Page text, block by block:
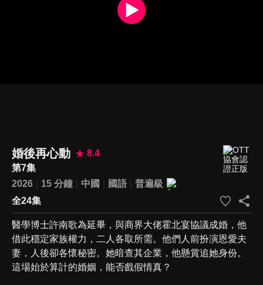
婚後再心動
8.4
第7集
2026
15 分鐘 中國 國語
普遍級
全24集
醫學博士許南歌為延畢，與商界大佬霍北宴協議成婚，他
借此穩定家族權力，二人各取所需。他們人前扮演恩愛夫
妻，人後卻各懷秘密。她暗查其企業，他懸賞追她身份。
這場始於算計的婚姻，能否戲假情真？